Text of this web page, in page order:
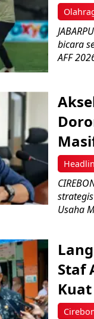
bicara
AFF
Usaha
Staf